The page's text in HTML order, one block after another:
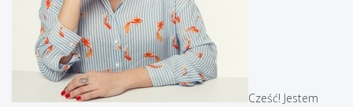
Cześć! Jestem